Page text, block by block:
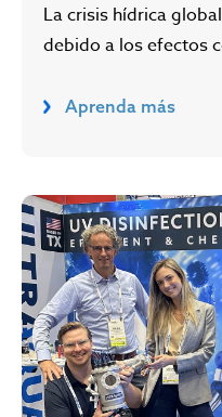
La crisis hídrica
debido a los efectos
Aprenda más